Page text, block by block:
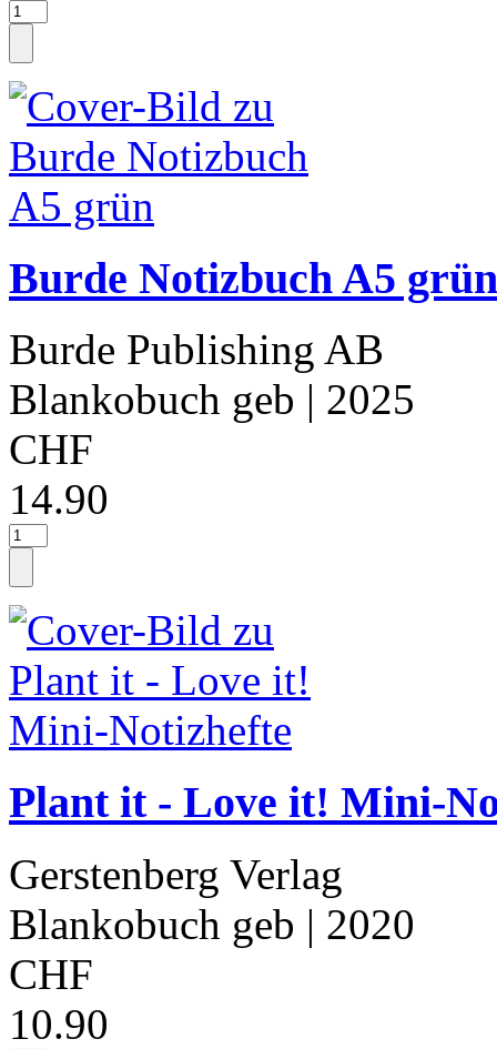
Burde Notizbuch A5 grün
Burde Publishing AB
Blankobuch geb | 2025
CHF
14.90
Plant it - Love it! Mini-
Gerstenberg Verlag
Blankobuch geb | 2020
CHF
10.90